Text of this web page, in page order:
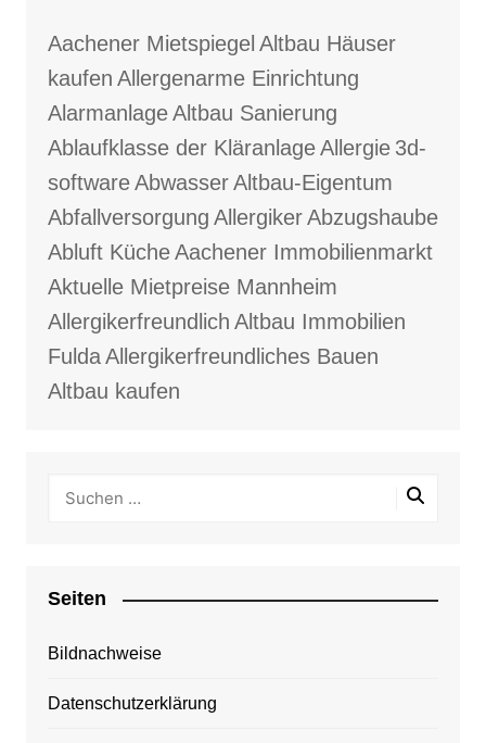
Aachener Mietspiegel Altbau Häuser
kaufen Allergenarme Einrichtung
AlarmanlageAltbau Sanierung
Ablaufklasse der KläranlageAllergie 3d-
softwareAbwasserAltbau-Eigentum
Abfallversorgung AllergikerAbzugshaube
Abluft KücheAachener Immobilienmarkt
Aktuelle Mietpreise Mannheim
Allergikerfreundlich Altbau Immobilien
FuldaAllergikerfreundliches Bauen
Altbau kaufen
Seiten
Bildnachweise
Datenschutzerklärung